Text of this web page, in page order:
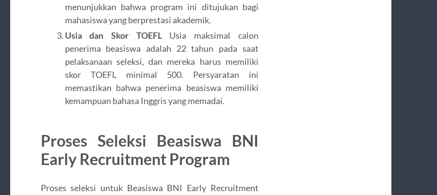
menunjukkan bahwa program ini ditujukan bagi
mahasiswa yang berprestasi akademik.
Usia dan Skor TOEFLUsia maksimal calon
penerima beasiswa adalah 22 tahun pada saat
pelaksanaan seleksi, dan mereka harus memiliki
skor TOEFL minimal 500. Persyaratan ini
memastikan bahwa penerima beasiswa memiliki
kemampuan bahasa Inggris yang memadai.
Proses Seleksi Beasiswa BNI
Early Recruitment Program
Proses seleksi untuk Beasiswa BNI Early Recruitment